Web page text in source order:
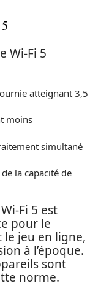
Wi-Fi 5
atteignant 3,5
moins
simultané
la capacité de
Fi 5 est
pour le
jeu en ligne,
à l’époque.
sont
norme.